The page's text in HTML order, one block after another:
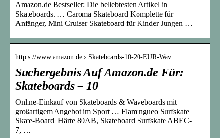
Amazon.de Bestseller: Die beliebtesten Artikel in
Skateboards. … Caroma Skateboard Komplette für
Anfänger, Mini Cruiser Skateboard für Kinder Jungen …
http s://www.amazon.de › Skateboards-10-20-EUR-Wav…
Suchergebnis Auf Amazon.de Für:
Skateboards – 10
Online-Einkauf von Skateboards & Waveboards mit
großartigem Angebot im Sport … Flamingueo Surfskate
Skate-Board, Härte 80AB, Skateboard Surfskate ABEC-
7, …